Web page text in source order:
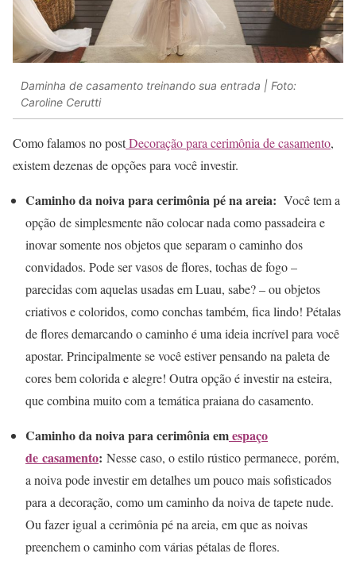
Daminha de casamento treinando sua entrada | Foto:
Caroline Cerutti
Como falamos no postDecoração para cerimônia de casamento,
existem dezenas de opções para você investir.
Caminho da noiva para cerimônia pé na areia: Você tem a
opção de simplesmente não colocar nada como passadeira e
inovar somente nos objetos que separam o caminho dos
convidados. Pode ser vasos de flores, tochas de fogo –
parecidas com aquelas usadas em Luau, sabe? – ou objetos
criativos e coloridos, como conchas também, fica lindo! Pétalas
de flores demarcando o caminho é uma ideia incrível para você
apostar. Principalmente se você estiver pensando na paleta de
cores bem colorida e alegre! Outra opção é investir na esteira,
que combina muito com a temática praiana do casamento.
Caminho da noiva para cerimônia emespaço
de casamento: Nesse caso, o estilo rústico permanece, porém,
a noiva pode investir em detalhes um pouco mais sofisticados
para a decoração, como um caminho da noiva de tapete nude.
Ou fazer igual a cerimônia pé na areia, em que as noivas
preenchem o caminho com várias pétalas de flores.